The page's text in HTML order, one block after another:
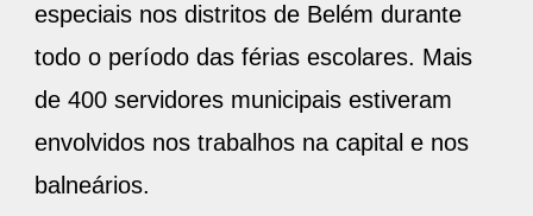
especiais nos distritos de Belém durante
todo o período das férias escolares. Mais
de 400 servidores municipais estiveram
envolvidos nos trabalhos na capital e nos
balneários.